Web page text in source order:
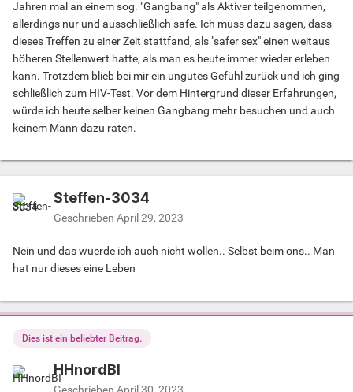
Jahren mal an einem sog. "Gangbang" als Aktiver teilgenommen,
allerdings nur und ausschließlich safe. Ich muss dazu sagen, dass
dieses Treffen zu einer Zeit stattfand, als "safer sex" einen weitaus
höheren Stellenwert hatte, als man es heute immer wieder erleben
kann. Trotzdem blieb bei mir ein ungutes Gefühl zurück und ich ging
schließlich zum HIV-Test. Vor dem Hintergrund dieser Erfahrungen,
würde ich heute selber keinen Gangbang mehr besuchen und auch
keinem Mann dazu raten.
Steffen-3034
Geschrieben April 29, 2023
Nein und das wuerde ich auch nicht wollen.. Selbst beim ons.. Man
hat nur dieses eine Leben
Dies ist ein beliebter Beitrag.
HHnordBI